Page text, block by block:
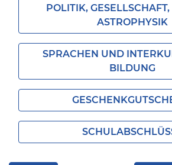
POLITIK,
ASTROPHYSIK
SPRACHEN UND
BILDUNG